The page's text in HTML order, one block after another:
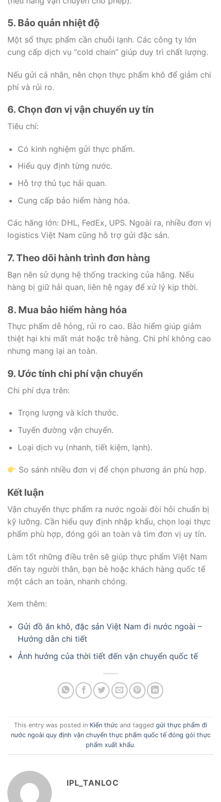
5. Bảo quản nhiệt độ
Một số thực phẩm cần chuỗi lạnh. Các công ty lớn
cung cấp dịch vụ “cold chain” giúp duy trì chất lượng.
Nếu gửi cá nhân, nên chọn thực phẩm khô để giảm chi
phí và rủi ro.
6. Chọn đơn vị vận chuyển uy tín
Tiêu chí:
Có kinh nghiệm gửi thực phẩm.
Hiểu quy định từng nước.
Hỗ trợ thủ tục hải quan.
Cung cấp bảo hiểm hàng hóa.
Các hãng lớn: DHL, FedEx, UPS. Ngoài ra, nhiều đơn vị
logistics Việt Nam cũng hỗ trợ gửi đặc sản.
7. Theo dõi hành trình đơn hàng
Bạn nên sử dụng hệ thống tracking của hãng. Nếu
hàng bị giữ hải quan, liên hệ ngay để xử lý kịp thời.
8. Mua bảo hiểm hàng hóa
Thực phẩm dễ hỏng, rủi ro cao. Bảo hiểm giúp giảm
thiệt hại khi mất mát hoặc trễ hàng. Chi phí không cao
nhưng mang lại an toàn.
9. Ước tính chi phí vận chuyển
Chi phí dựa trên:
Trọng lượng và kích thước.
Tuyến đường vận chuyển.
Loại dịch vụ (nhanh, tiết kiệm, lạnh).
So sánh nhiều đơn vị để chọn phương án phù hợp.
Kết luận
Vận chuyển thực phẩm ra nước ngoài đòi hỏi chuẩn bị
kỹ lưỡng. Cần hiểu quy định nhập khẩu, chọn loại thực
phẩm phù hợp, đóng gói an toàn và tìm đơn vị uy tín.
Làm tốt những điều trên sẽ giúp thực phẩm Việt Nam
đến tay người thân, bạn bè hoặc khách hàng quốc tế
một cách an toàn, nhanh chóng.
Xem thêm:
Gửi đồ ăn khô, đặc sản Việt Nam đi nước ngoài –
Hướng dẫn chi tiết
Ảnh hưởng của thời tiết đến vận chuyển quốc tế
This entry was posted in Kiến thức and tagged gửi thực phẩm đi
nước ngoài quy định vận chuyển thực phẩm quốc tế đóng gói thực
phẩm xuất khẩu.
IPL_TANLOC